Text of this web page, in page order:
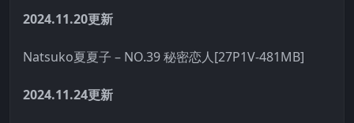
2024.11.20更新
Natsuko夏夏子 – NO.39 秘密恋人[27P1V-481MB]
2024.11.24更新